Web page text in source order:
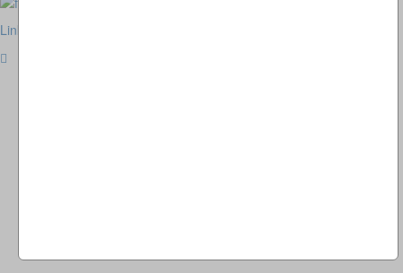
Link zur klassischen Website